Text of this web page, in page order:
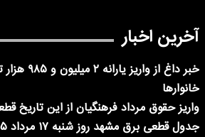
آخرین اخبار
خبر داغ از
خانوارها
واریز حقوق مرداد فرهنگیان از این تاریخ